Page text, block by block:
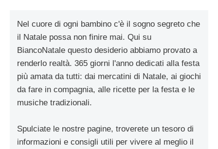
Nel cuore di ogni bambino c'è il sogno segreto che
il Natale possa non finire mai. Qui su
BiancoNatale questo desiderio abbiamo provato a
renderlo realtà. 365 giorni l'anno dedicati alla festa
più amata da tutti: dai mercatini di Natale, ai giochi
da fare in compagnia, alle ricette per la festa e le
musiche tradizionali.
Spulciate le nostre pagine, troverete un tesoro di
informazioni e consigli utili per vivere al meglio il